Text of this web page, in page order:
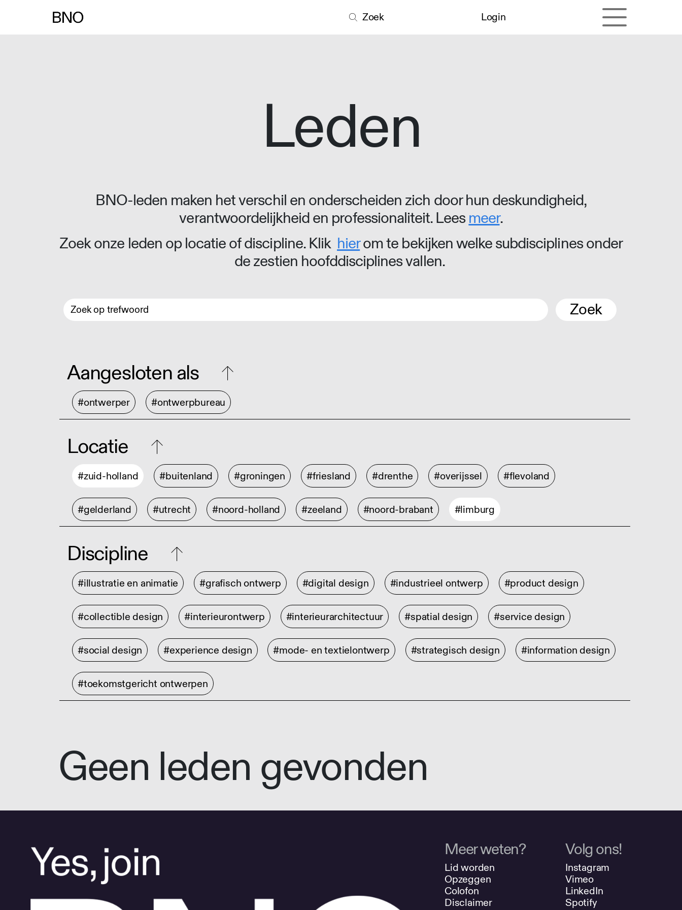
Zoek Login
Leden
BNO-leden maken het verschil en onderscheiden zich door hun deskundigheid,
verantwoordelijkheid en professionaliteit. Leesmeer.
Zoek onze leden op locatie of discipline. Klik hierom te bekijken welke subdisciplines onder
de zestien hoofddisciplines vallen.
Zoek
Aangesloten als
#ontwerper #ontwerpbureau
Locatie
#zuid-holland #buitenland #groningen #friesland #drenthe #overijssel #flevoland
#gelderland #utrecht #noord-holland #zeeland #noord-brabant #limburg
Discipline
#illustratie en animatie #grafisch ontwerp #digital design #industrieel ontwerp #product design
#collectible design #interieurontwerp #interieurarchitectuur #spatial design #service design
#social design #experience design #mode- en textielontwerp #strategisch design #information design
#toekomstgericht ontwerpen
Geen leden gevonden
Meer weten?
Lid worden
Opzeggen
Colofon
Disclaimer
Volg ons!
Instagram
Vimeo
LinkedIn
Spotify